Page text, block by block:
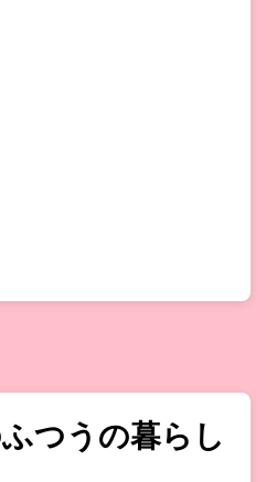
つうの暮らし